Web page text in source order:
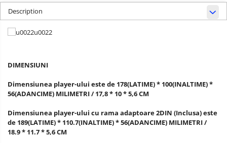
Description
DIMENSIUNI
Dimensiunea player-ului este de 178(LATIME) * 100(INALTIME) *
56(ADANCIME) MILIMETRI / 17,8 * 10 * 5,6 CM
Dimensiunea player-ului cu rama adaptoare 2DIN (Inclusa) este
de 189(LATIME) * 110.7(INALTIME) * 56(ADANCIME) MILIMETRI /
18.9 * 11.7 * 5,6 CM